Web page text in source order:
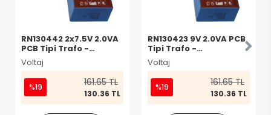
RN130442 2x7.5V 2.0VA
PCB Tipi Trafo -
Transformatör
Voltaj
%19 161.65 TL
130.36 TL
RN130423 9V 2.0VA PCB
Tipi Trafo -
Transformatör
Voltaj
%19 161.65 TL
130.36 TL